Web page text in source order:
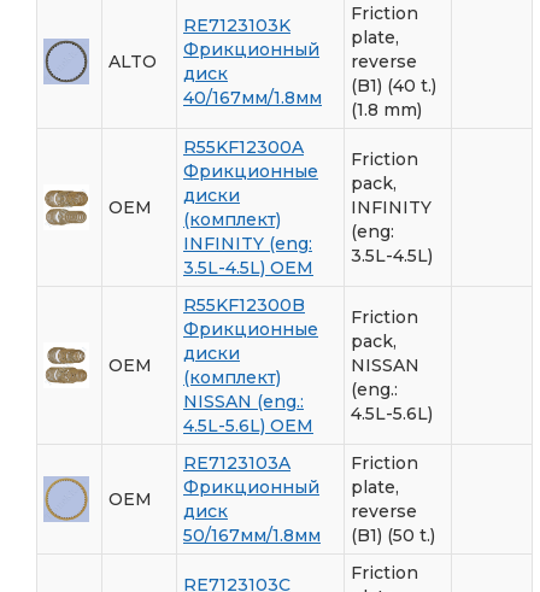
ALTO
RE7123103K
Фрикционный
диск
40/167мм/1.8мм
Friction
plate,
reverse
(B1) (40 t.)
(1.8 mm)
OEM
R55KF12300A
Фрикционные
диски
(комплект)
INFINITY (eng:
3.5L-4.5L) OEM
Friction
pack,
INFINITY
(eng:
3.5L-4.5L)
OEM
R55KF12300B
Фрикционные
диски
(комплект)
NISSAN (eng.:
4.5L-5.6L) ОЕМ
Friction
pack,
NISSAN
(eng.:
4.5L-5.6L)
OEM
RE7123103A
Фрикционный
диск
50/167мм/1.8мм
Friction
plate,
reverse
(B1) (50 t.)
RE7123103C
Friction